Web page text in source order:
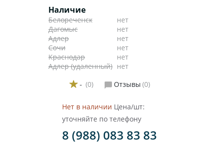
Наличие
Белореченск
нет
Дагомыс
нет
Адлер
нет
Сочи
нет
Краснодар
нет
Адлер (удаленный) нет
- (0) Отзывы (0)
Нет в наличии Цена/шт:
уточняйте по телефону
8 (988) 083 83 83